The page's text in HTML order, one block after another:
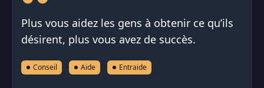
Plus vous aidez les gens à obtenir ce qu’ils
désirent, plus vous avez de succès.
Conseil Aide Entraide